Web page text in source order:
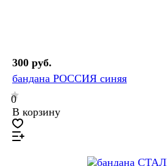
300 руб.
бандана РОССИЯ синяя
0
В корзину